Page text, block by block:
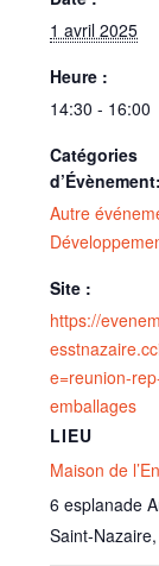
1 avril 2025
Heure :
14:30 - 16:00
Catégories
d’Évènement:
Autre
Site :
https://
e=reunion-
emballages
LIEU
Maison de
6 esplanade
Saint-Nazaire,